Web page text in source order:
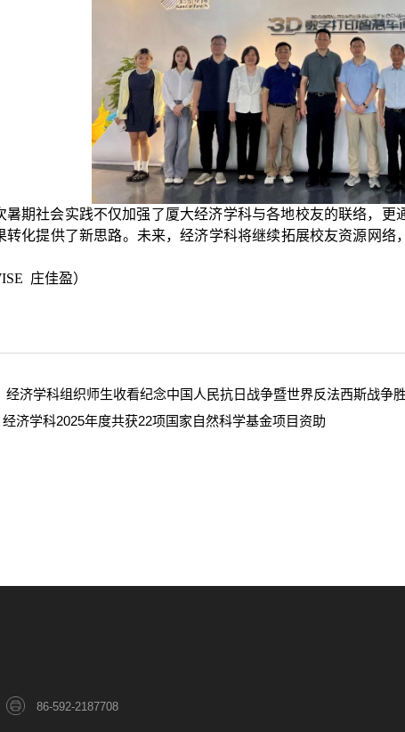
暑期社会实践不仅加强了厦大经济学科与各地校友的联络，
转化提供了新思路。未来，经济学科将继续拓展校友资源网
庄佳盈）
经济学科组织师生收看纪念中国人民抗日战争暨世界反法西斯战争
经济学科2025年度共获22项国家自然科学基金项目资助
86-592-2187708